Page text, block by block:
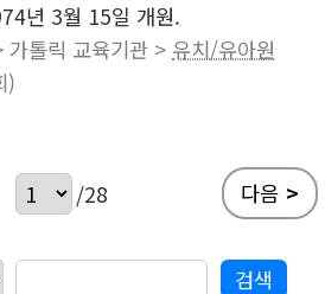
년 3월 15일 개원.
가톨릭 교육기관 > 유치/유아원
)
/28 다음 >